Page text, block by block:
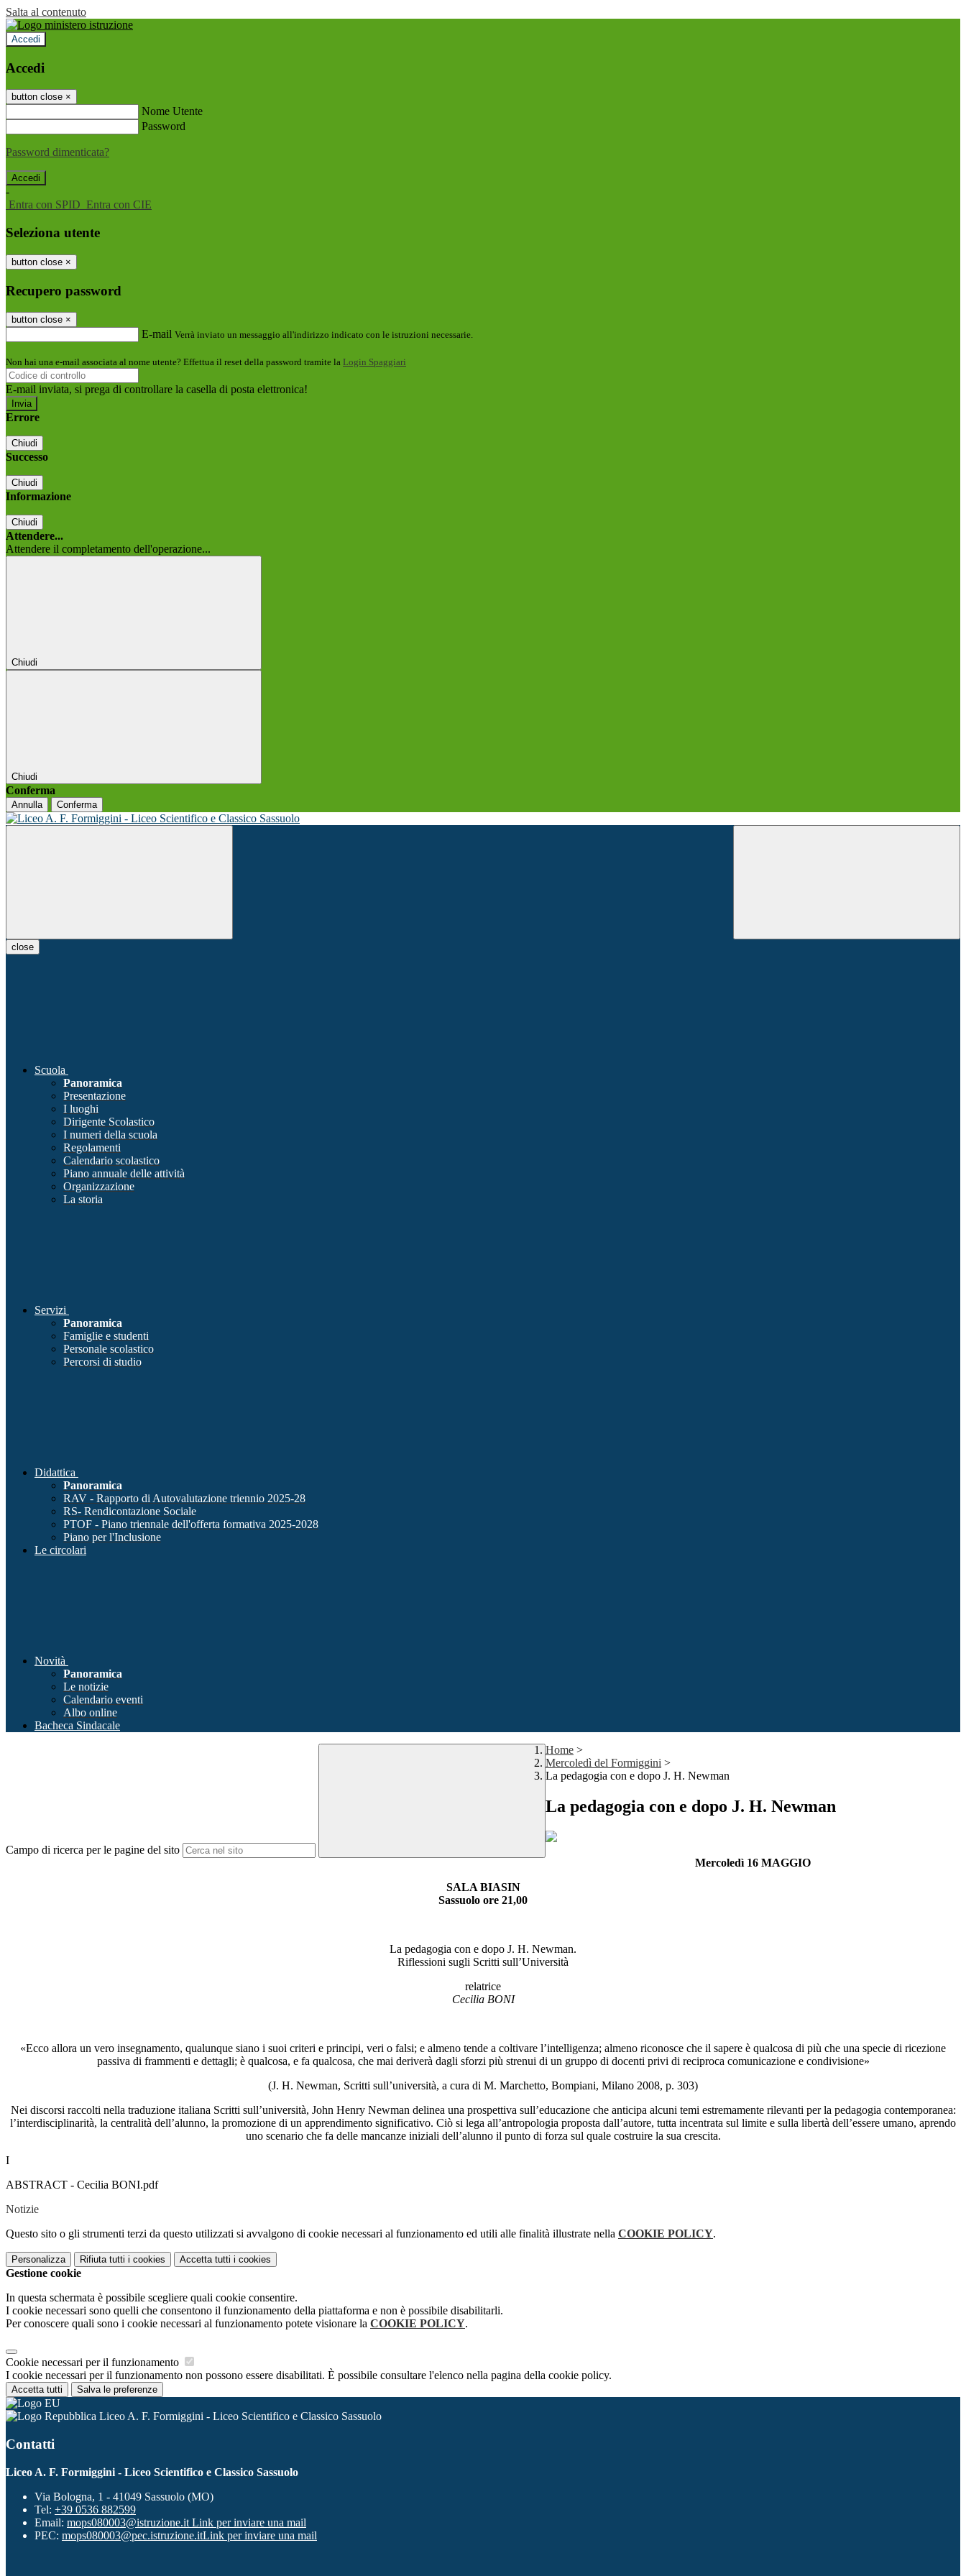
Salta al contenuto
Accedi
Accedi
button close ×
Nome Utente
Password
Password dimenticata?
-
Entra con SPID Entra con CIE
Seleziona utente
button close ×
Recupero password
button close ×
E-mail Verrà inviato un messaggio all'indirizzo indicato con le istruzioni necessarie.
Non hai una e-mail associata al nome utente? Effettua il reset della password tramite la Login Spaggiari
E-mail inviata, si prega di controllare la casella di posta elettronica!
Errore
Chiudi
Successo
Chiudi
Informazione
Chiudi
Attendere...
Attendere il completamento dell'operazione...
Chiudi
Chiudi
Conferma
Annulla Conferma
close
Scuola
Panoramica
Presentazione
I luoghi
Dirigente Scolastico
I numeri della scuola
Regolamenti
Calendario scolastico
Piano annuale delle attività
Organizzazione
La storia
Servizi
Panoramica
Famiglie e studenti
Personale scolastico
Percorsi di studio
Didattica
Panoramica
RAV - Rapporto di Autovalutazione triennio 2025-28
RS- Rendicontazione Sociale
PTOF - Piano triennale dell'offerta formativa 2025-2028
Piano per l'Inclusione
Le circolari
Novità
Panoramica
Le notizie
Calendario eventi
Albo online
Bacheca Sindacale
Campo di ricerca per le pagine del sito
Home >
Mercoledì del Formiggini >
La pedagogia con e dopo J. H. Newman
La pedagogia con e dopo J. H. Newman
Mercoledì 16 MAGGIO
SALA BIASIN
Sassuolo ore 21,00
La pedagogia con e dopo J. H. Newman.
Riflessioni sugli Scritti sull’Università
relatrice
Cecilia BONI
«Ecco allora un vero insegnamento, qualunque siano i suoi criteri e principi, veri o falsi; e almeno tende a coltivare l’intelligenza; almeno riconosce che il sapere è qualcosa di più che una specie di ricezione
passiva di frammenti e dettagli; è qualcosa, e fa qualcosa, che mai deriverà dagli sforzi più strenui di un gruppo di docenti privi di reciproca comunicazione e condivisione»
(J. H. Newman, Scritti sull’università, a cura di M. Marchetto, Bompiani, Milano 2008, p. 303)
Nei discorsi raccolti nella traduzione italiana Scritti sull’università, John Henry Newman delinea una prospettiva sull’educazione che anticipa alcuni temi estremamente rilevanti per la pedagogia contemporanea:
l’interdisciplinarità, la centralità dell’alunno, la promozione di un apprendimento significativo. Ciò si lega all’antropologia proposta dall’autore, tutta incentrata sul limite e sulla libertà dell’essere umano, aprendo
uno scenario che fa delle mancanze iniziali dell’alunno il punto di forza sul quale costruire la sua crescita.
I
ABSTRACT - Cecilia BONI.pdf
Notizie
Questo sito o gli strumenti terzi da questo utilizzati si avvalgono di cookie necessari al funzionamento ed utili alle finalità illustrate nella COOKIE POLICY.
Personalizza Rifiuta tutti i cookies Accetta tutti i cookies
Gestione cookie
In questa schermata è possibile scegliere quali cookie consentire.
I cookie necessari sono quelli che consentono il funzionamento della piattaforma e non è possibile disabilitarli.
Per conoscere quali sono i cookie necessari al funzionamento potete visionare la COOKIE POLICY.
Cookie necessari per il funzionamento
I cookie necessari per il funzionamento non possono essere disabilitati. È possibile consultare l'elenco nella pagina della cookie policy.
Accetta tutti Salva le preferenze
Liceo A. F. Formiggini - Liceo Scientifico e Classico Sassuolo
Contatti
Liceo A. F. Formiggini - Liceo Scientifico e Classico Sassuolo
Via Bologna, 1 - 41049 Sassuolo (MO)
Tel: +39 0536 882599
Email: mops080003@istruzione.it Link per inviare una mail
PEC: mops080003@pec.istruzione.itLink per inviare una mail